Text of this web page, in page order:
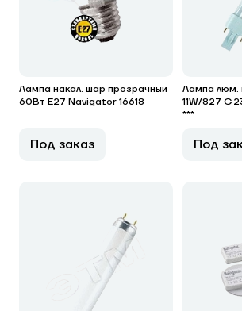
Лампа накал. шар прозрачный
60Вт E27 Navigator 16618
Под заказ
Лампа люм.
11W/827
***
Под